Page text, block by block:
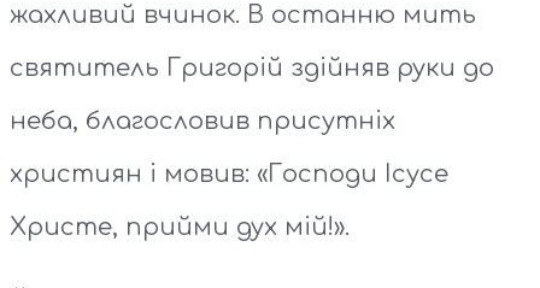
жахливий вчинок. В останню мить
святитель Григорій здійняв руки до
неба, благословив присутніх
християн і мовив: «Господи Ісусе
Христе, прийми дух мій!».